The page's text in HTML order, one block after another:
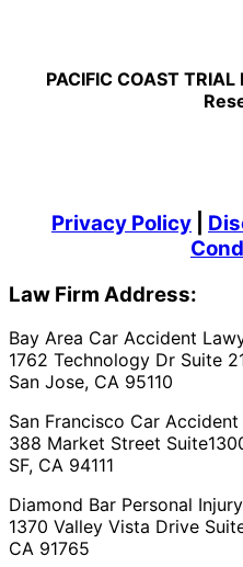
PACIFIC COAST
Privacy Policy
Law Firm Address:
Bay Area Car Accident
1762 Technology Dr Suite
San Jose, CA 95110
San Francisco Car
388 Market Street
SF, CA 94111
Diamond Bar Personal
1370 Valley Vista Drive
CA 91765